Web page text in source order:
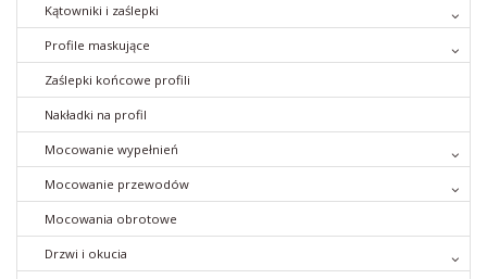
Kątowniki i zaślepki
Profile maskujące
Zaślepki końcowe profili
Nakładki na profil
Mocowanie wypełnień
Mocowanie przewodów
Mocowania obrotowe
Drzwi i okucia